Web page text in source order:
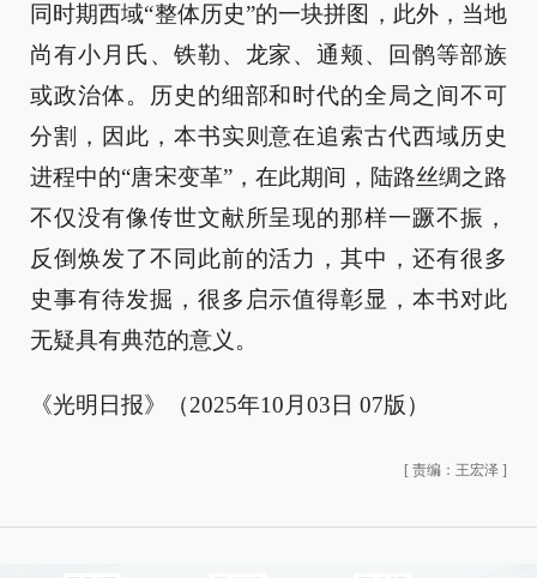
同时期西域“整体历史”的一块拼图，此外，当地
尚有小月氏、铁勒、龙家、通颊、回鹘等部族
或政治体。历史的细部和时代的全局之间不可
分割，因此，本书实则意在追索古代西域历史
进程中的“唐宋变革”，在此期间，陆路丝绸之路
不仅没有像传世文献所呈现的那样一蹶不振，
反倒焕发了不同此前的活力，其中，还有很多
史事有待发掘，很多启示值得彰显，本书对此
无疑具有典范的意义。
《光明日报》（2025年10月03日 07版）
[ 责编：王宏泽 ]